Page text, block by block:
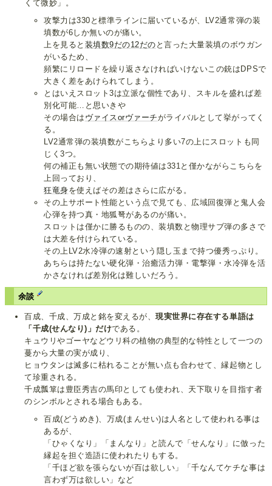
くて微妙」。
攻撃力は330と標準ラインに届いているが、LV2通常弾の装
填数が6しか無いのが痛い。
上を見ると 装填数9だの12だの と言った大量装填のボウガン
がいるため、
頻繁にリロードを繰り返さなければいけないこの銃はDPSで
大きく差をあけられてしまう。
とはいえスロット3は立派な個性であり、スキルを盛れば差
別化可能…と思いきや
その場合は ヴァイスorヴァーチがライバルとして挙がってく
る。
LV2通常弾の装填数がこちらより多い7の上にスロットも同
じく3つ。
何の補正も無い状態での期待値は331と僅かながらこちらを
上回っており、
狂竜身を使えばその差はさらに広がる。
その上サポート性能という点で見ても、広域回復弾と鬼人会
心弾を持つ真・地狐弩があるのが痛い。
スロットは僅かに勝るものの、装填数と物理サブ弾の多さで
は大差を付けられている。
その上LV2水冷弾の速射という隠し玉まで持つ優秀っぷり。
あちらは持たない硬化弾・治癒活力弾・電撃弾・水冷弾を活
かさなければ差別化は難しいだろう。
余談
百成、千成、万成と銘を変えるが、現実世界に存在する単語は
「千成(せんなり)」だけである。
キュウリやゴーヤなどウリ科の植物の典型的な特性として一つの
蔓から大量の実が成り、
ヒョウタンは滅多に枯れることが無い点も合わせて、縁起物とし
て珍重される。
千成瓢箪は豊臣秀吉の馬印としても使われ、天下取りを目指す者
のシンボルとされる場合もある。
百成(どうめき)、万成(まんせい)は人名として使われる事は
あるが、
「ひゃくなり」「まんなり」と読んで「せんなり」に倣った
縁起を担ぐ造語に使われたりもする。
「千ほど欲を張らないが百は欲しい」「千なんてケチな事は
言わず万は欲しい」など